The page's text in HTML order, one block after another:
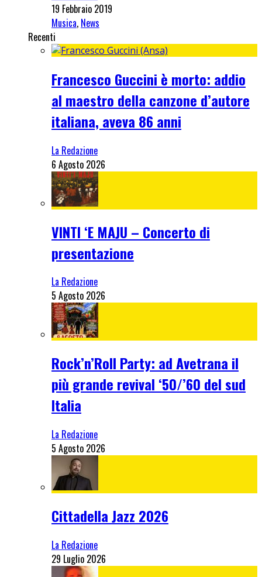
19 Febbraio 2019
Musica, News
Recenti
Francesco Guccini è morto: addio
al maestro della canzone d’autore
italiana, aveva 86 anni
La Redazione
6 Agosto 2026
VINTI ‘E MAJU – Concerto di
presentazione
La Redazione
5 Agosto 2026
Rock’n’Roll Party: ad Avetrana il
più grande revival ‘50/’60 del sud
Italia
La Redazione
5 Agosto 2026
Cittadella Jazz 2026
La Redazione
29 Luglio 2026